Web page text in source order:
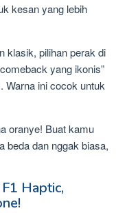
kesan yang lebih
klasik, pilihan perak di
yang ikonis”
Warna ini cocok untuk
oranye! Buat kamu
beda dan nggak biasa,
Haptic,